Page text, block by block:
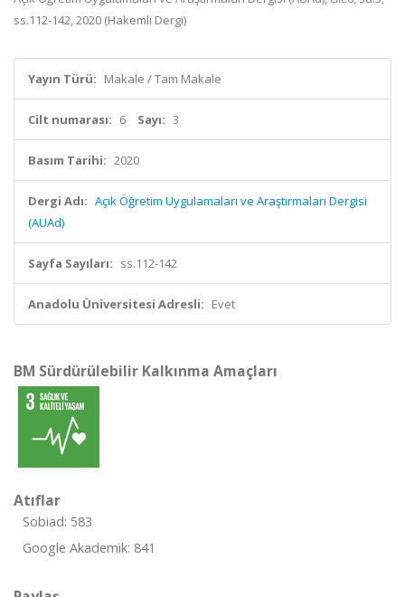
ss.112-142, 2020 (Hakemli Dergi)
Yayın Türü: Makale / Tam Makale
Cilt numarası: 6 Sayı: 3
Basım Tarihi: 2020
Dergi Adı: Açık Öğretim Uygulamaları ve Araştırmaları Dergisi
(AUAd)
Sayfa Sayıları: ss.112-142
Anadolu Üniversitesi Adresli: Evet
BM Sürdürülebilir Kalkınma Amaçları
Atıflar
Sobiad: 583
Google Akademik: 841